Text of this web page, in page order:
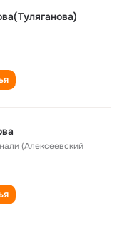
(Алексеевский